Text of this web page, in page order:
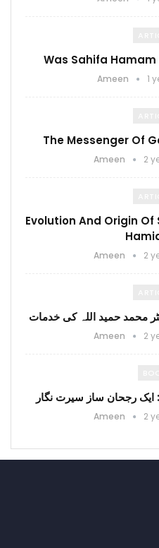
Was Sahifa
Ameen 1
The Messenger Of
Ameen 2
Evolution And Origin
Ameen 2
محمد حمید اللہ کی خدمات
Ameen 2
ایک رجحان ساز سیرت نگار
Ameen 2